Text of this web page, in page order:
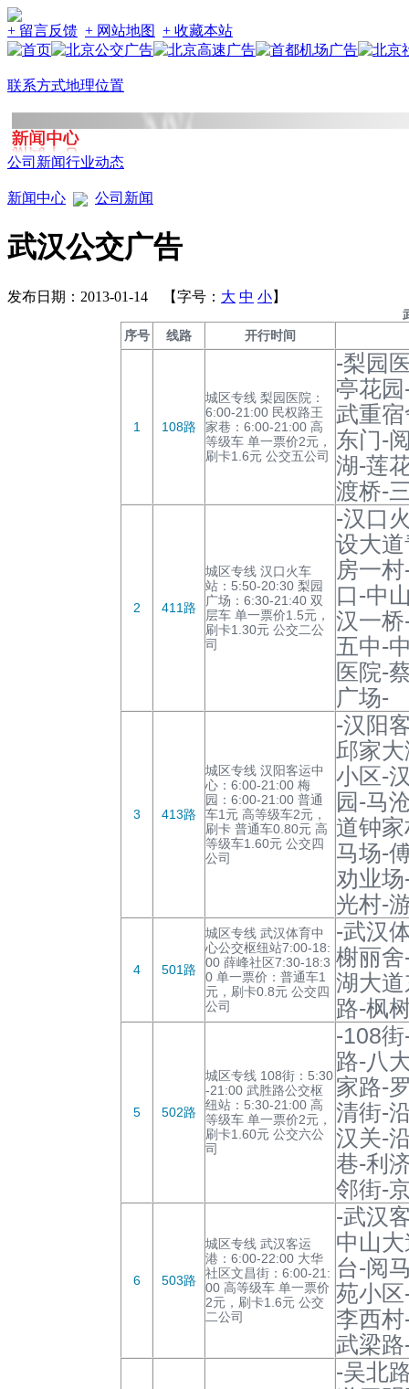
+ 留言反馈 + 网站地图 + 收藏本站
联系方式地理位置
公司新闻行业动态
新闻中心 公司新闻
武汉公交广告
发布日期：2013-01-14 【字号： 大 中 小】
序号
线路 开行时间
1 108路
城区专线 梨园医院：
6:00-21:00 民权路王
家巷：6:00-21:00 高
等级车 单一票价2元，
刷卡1.6元 公交五公司
-梨园
亭花
武重
东门-
湖-莲
渡桥-
2 411路
城区专线 汉口火车
站：5:50-20:30 梨园
广场：6:30-21:40 双
层车 单一票价1.5元，
刷卡1.30元 公交二公
司
-汉口
设大
房一
口-中
汉一
五中-
医院-
广场-
3 413路
城区专线 汉阳客运中
心：6:00-21:00 梅
园：6:00-21:00 普通
车1元 高等级车2元，
刷卡 普通车0.80元 高
等级车1.60元 公交四
公司
-汉阳
邱家
小区-
园-马
道钟
马场-
劝业
光村-
4 501路
城区专线 武汉体育中
心公交枢纽站7:00-18:
00 薛峰社区7:30-18:3
0 单一票价：普通车1
元，刷卡0.8元 公交四
公司
-武汉
榭丽
湖大
路-枫
5 502路
城区专线 108街：5:30
-21:00 武胜路公交枢
纽站：5:30-21:00 高
等级车 单一票价2元，
刷卡1.60元 公交六公
司
-108
路-八
家路-
清街-
汉关-
巷-利
邻街-
6 503路
城区专线 武汉客运
港：6:00-22:00 大华
社区文昌街：6:00-21:
00 高等级车 单一票价
2元，刷卡1.6元 公交
二公司
-武汉
中山
台-阅
苑小
李西
武梁
-吴北